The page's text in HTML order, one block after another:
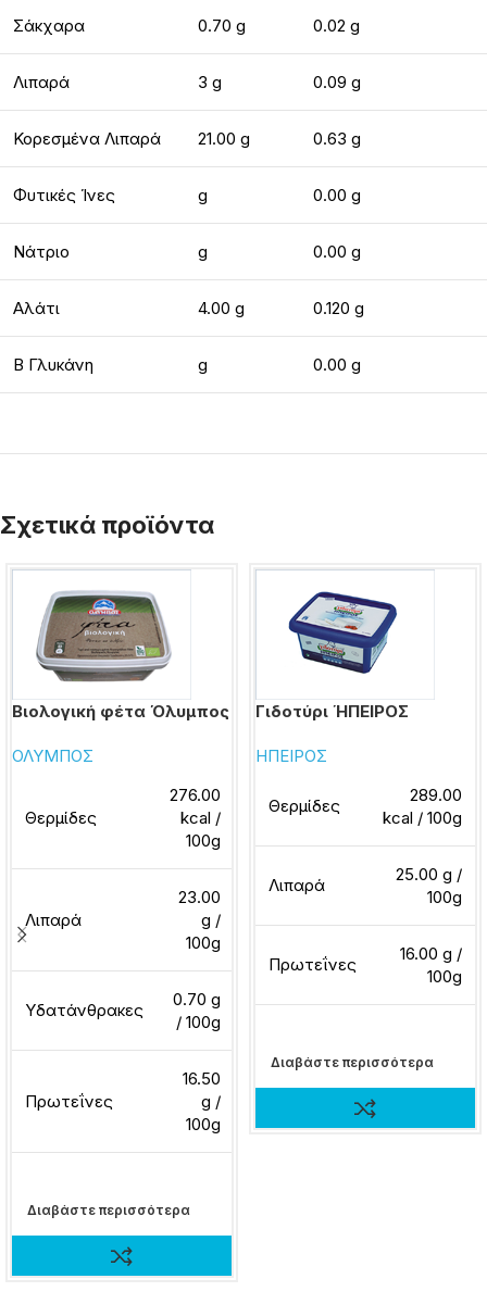
Σάκχαρα 0.70 g 0.02 g
Λιπαρά 3 g 0.09 g
Κορεσμένα Λιπαρά 21.00 g 0.63 g
Φυτικές Ίνες g 0.00 g
Νάτριο g 0.00 g
Αλάτι 4.00 g 0.120 g
Β Γλυκάνη g 0.00 g
Σχετικά προϊόντα
Βιολογική φέτα Όλυμπος
ΟΛΥΜΠΟΣ
Θερμίδες
276.00
kcal /
100g
Λιπαρά
23.00
g /
100g
Υδατάνθρακες
0.70 g
/ 100g
Πρωτεΐνες
16.50
g /
100g
Διαβάστε περισσότερα
Γιδοτύρι ΉΠΕΙΡΟΣ
ΗΠΕΙΡΟΣ
Θερμίδες
289.00
kcal / 100g
Λιπαρά
25.00 g /
100g
Πρωτεΐνες
16.00 g /
100g
Διαβάστε περισσότερα